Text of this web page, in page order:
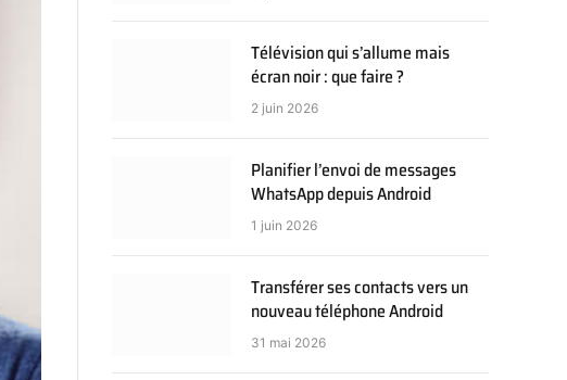
Télévision qui s’allume mais
écran noir : que faire ?
2 juin 2026
Planifier l’envoi de messages
WhatsApp depuis Android
1 juin 2026
Transférer ses contacts vers un
nouveau téléphone Android
31 mai 2026